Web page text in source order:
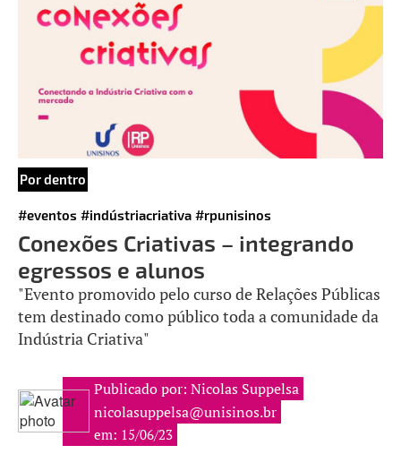
Por dentro
#eventos #indústriacriativa #rpunisinos
Conexões Criativas – integrando
egressos e alunos
"Evento promovido pelo curso de Relações Públicas
tem destinado como público toda a comunidade da
Indústria Criativa"
Publicado por: Nicolas Suppelsa
nicolasuppelsa@unisinos.br
em: 15/06/23